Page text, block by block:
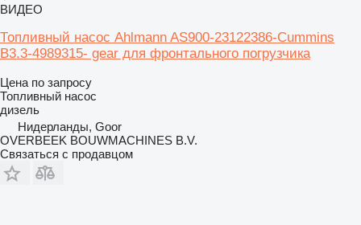
ВИДЕО
Топливный насос Ahlmann AS900-23122386-Cummins
B3.3-4989315- gear для фронтального погрузчика
Цена по запросу
Топливный насос
дизель
Нидерланды, Goor
OVERBEEK BOUWMACHINES B.V.
Связаться с продавцом